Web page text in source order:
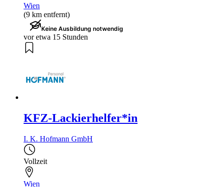
Wien
(9 km entfernt)
Keine Ausbildung notwendig
vor etwa 15 Stunden
KFZ-Lackierhelfer*in
I. K. Hofmann GmbH
Vollzeit
Wien